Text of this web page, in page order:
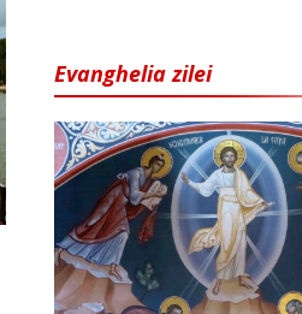
Evanghelia zilei